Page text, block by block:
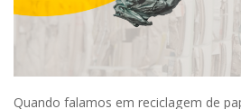
Quando falamos em reciclagem de